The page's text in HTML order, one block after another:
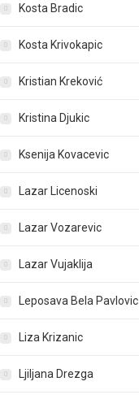
Kosta Bradic
Kosta Krivokapic
Kristian Kreković
Kristina Djukic
Ksenija Kovacevic
Lazar Licenoski
Lazar Vozarevic
Lazar Vujaklija
Leposava Bela Pavlovic
Liza Krizanic
Ljiljana Drezga